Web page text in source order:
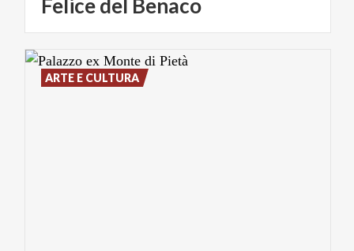
Felice del Benaco
ARTE E CULTURA